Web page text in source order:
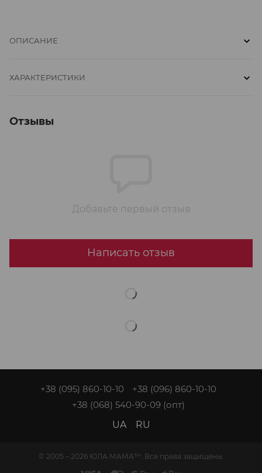
ОПИСАНИЕ
ХАРАКТЕРИСТИКИ
Отзывы
Добавьте первый отзыв
Написать отзыв
+38 (095) 860-10-10
+38 (096) 860-10-10
+38 (068) 540-90-09 (опт)
© 2005 – 2026 ЮЛА МАМА™. Все права защищены.
UA RU